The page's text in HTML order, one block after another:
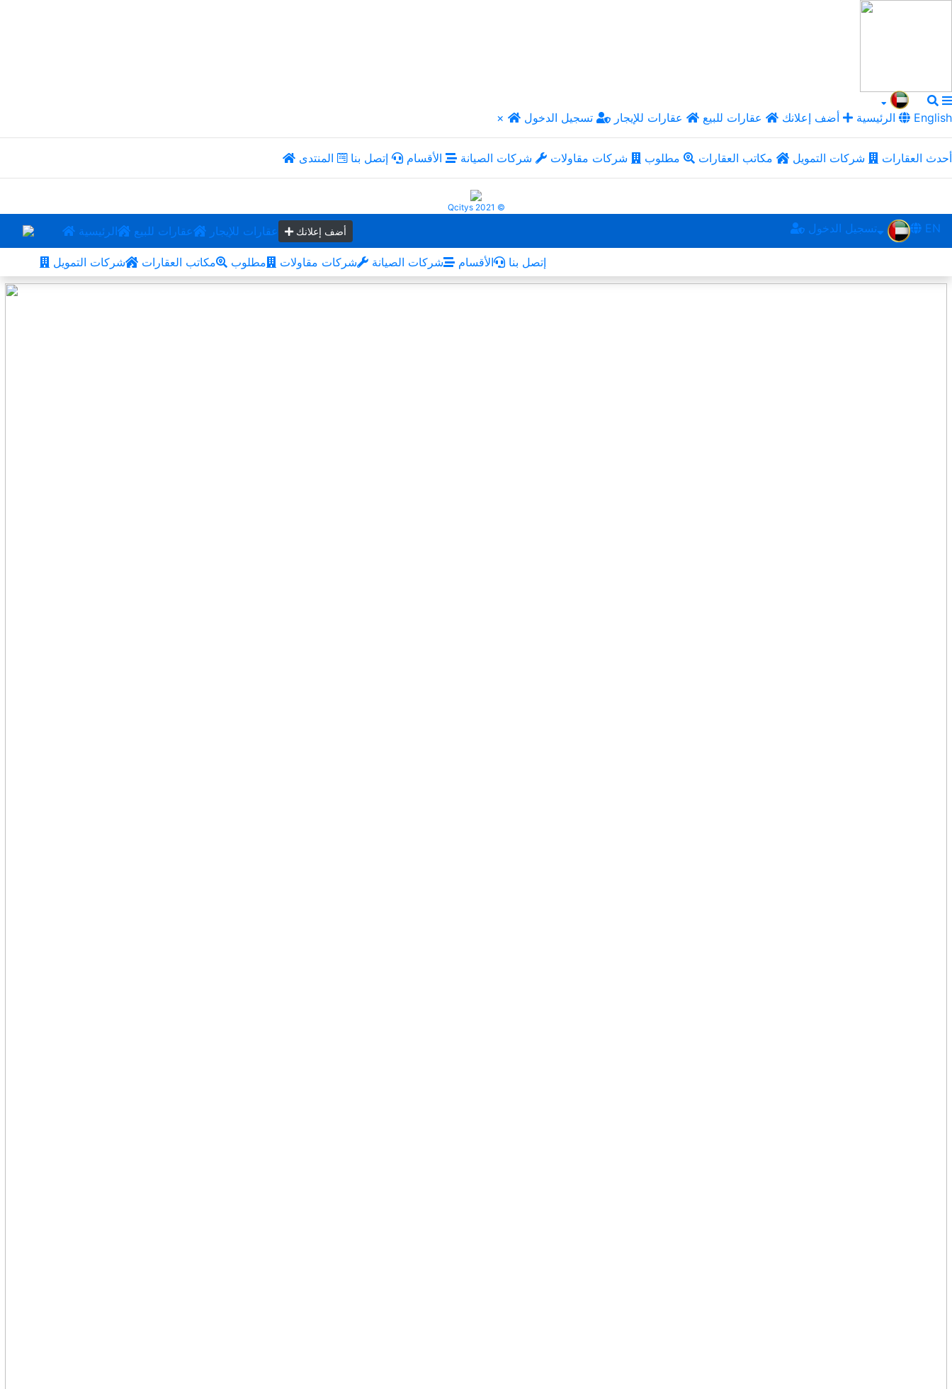
× الرئيسية أضف إعلانك عقارات للبيع عقارات للإيجار تسجيل الدخول English
أحدث العقارات شركات التمويل مكاتب العقارات مطلوب شركات مقاولات شركات الصيانة الأقسام إتصل بنا المنتدى
Qcitys 2021 ©
الرئيسية عقارات للبيع عقارات للإيجار أضف إعلانك تسجيل الدخول EN
شركات التمويل مكاتب العقارات مطلوب شركات مقاولات شركات الصيانة الأقسام إتصل بنا